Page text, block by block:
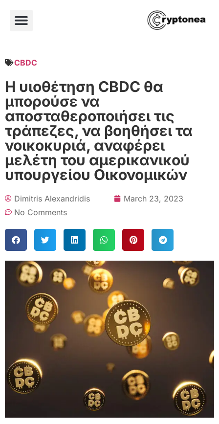
CBDC
Η υιοθέτηση CBDC θα
μπορούσε να
αποσταθεροποιήσει τις
τράπεζες, να βοηθήσει τα
νοικοκυριά, αναφέρει
μελέτη του αμερικανικού
υπουργείου Οικονομικών
Dimitris Alexandridis
March 23, 2023
No Comments